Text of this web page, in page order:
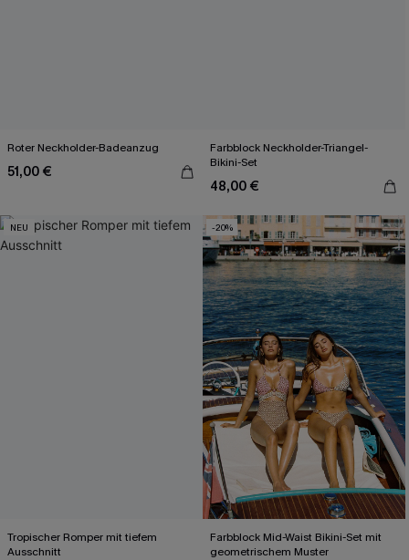
Roter Neckholder-Badeanzug
51,00 €
Farbblock Neckholder-Triangel-
Bikini-Set
48,00 €
NEU
Tropischer Romper mit tiefem
Ausschnitt
-20%
Farbblock Mid-Waist Bikini-Set mit
geometrischem Muster